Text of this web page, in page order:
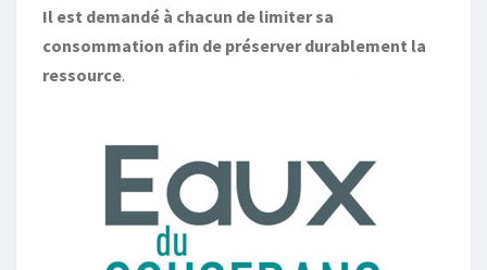
Il est demandé à chacun de limiter sa
consommation afin de préserver durablement la
ressource.